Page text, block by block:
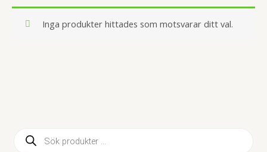
Inga produkter hittades som motsvarar ditt val.